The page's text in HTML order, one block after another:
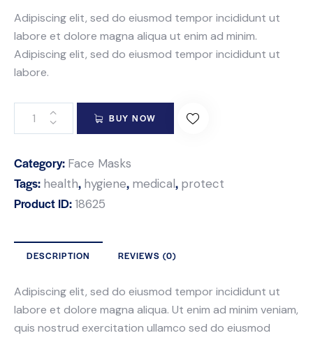
Adipiscing elit, sed do eiusmod tempor incididunt ut
labore et dolore magna aliqua ut enim ad minim.
Adipiscing elit, sed do eiusmod tempor incididunt ut
labore.
BUY NOW
Category: Face Masks
Tags: health, hygiene, medical, protect
Product ID:18625
DESCRIPTION REVIEWS (0)
Adipiscing elit, sed do eiusmod tempor incididunt ut
labore et dolore magna aliqua. Ut enim ad minim veniam,
quis nostrud exercitation ullamco sed do eiusmod